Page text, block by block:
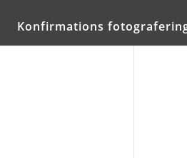
Konfirmations